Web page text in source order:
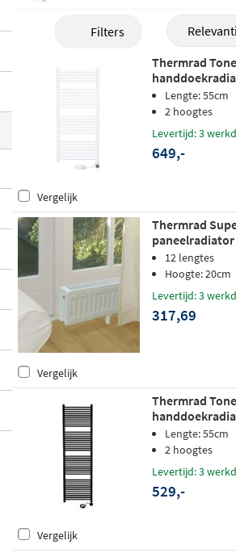
Filters
Thermrad
wit RAL 9016
Lengte: 55cm
2 hoogtes
Levertijd: 3
649,-
Vergelijk
Thermrad
paneelradiator
(L x H)
12 lengtes
Hoogte: 20cm
Levertijd: 3
317,69
Vergelijk
Thermrad
mat zwart
Lengte: 55cm
2 hoogtes
Levertijd: 3
529,-
Vergelijk